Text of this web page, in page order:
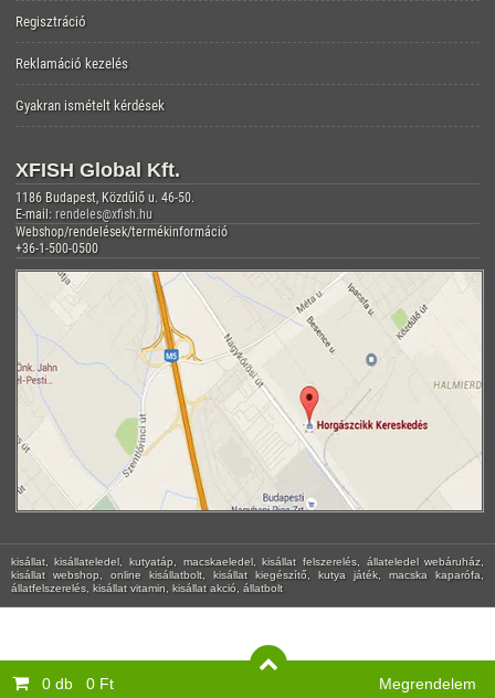
Regisztráció
Reklamáció kezelés
Gyakran ismételt kérdések
XFISH Global Kft.
1186 Budapest, Közdűlő u. 46-50.
E-mail: rendeles@xfish.hu
Webshop/rendelések/termékinformáció
+36-1-500-0500
kisállat, kisállateledel, kutyatáp, macskaeledel, kisállat felszerelés, állateledel webáruház,
kisállat webshop, online kisállatbolt, kisállat kiegészítő, kutya játék, macska kaparófa,
állatfelszerelés, kisállat vitamin, kisállat akció, állatbolt
0 db 0 Ft Megrendelem